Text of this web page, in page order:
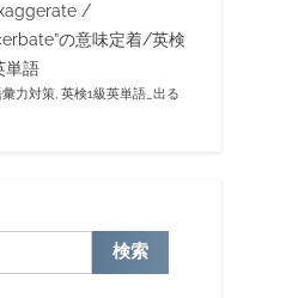
/
の意味定着/英検
単語
力対策, 英検1級英単語_出る
検索